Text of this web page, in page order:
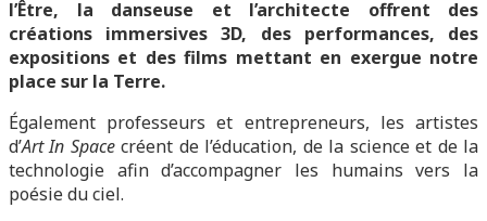
l’Être, la danseuse et l’architecte offrent des
créations immersives 3D, des performances, des
expositions et des films mettant en exergue notre
place sur la Terre.
Également professeurs et entrepreneurs, les artistes
d’Art In Spacecréent de l’éducation, de la science et de la
technologie afin d’accompagner les humains vers la
poésie du ciel.